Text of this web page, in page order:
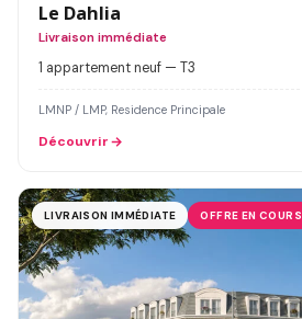
Le Dahlia
Livraison immédiate
1 appartement neuf — T3
LMNP / LMP, Residence Principale
Découvrir
LIVRAISON IMMÉDIATE OFFRE EN COURS